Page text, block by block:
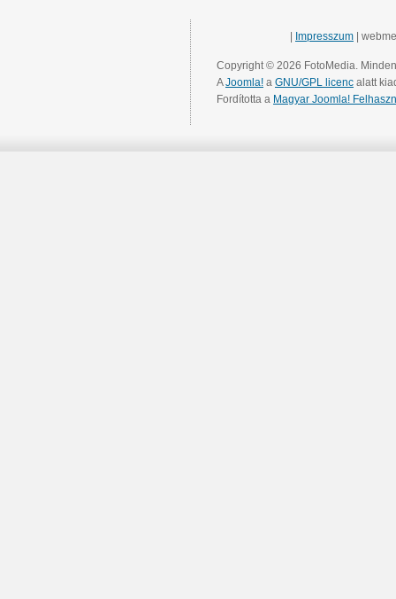
Impresszum |
Copyright © 2026 FotoMedia.
AJoomla! a GNU/GPL licenc alatt
Fordította a Magyar Joomla!